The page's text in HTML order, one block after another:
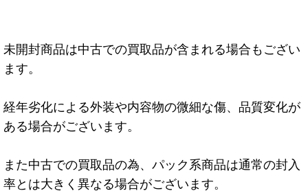
未開封商品は中古での買取品が含まれる場合もござい
ます。
経年劣化による外装や内容物の微細な傷、品質変化が
ある場合がございます。
また中古での買取品の為、パック系商品は通常の封入
率とは大きく異なる場合がございます。